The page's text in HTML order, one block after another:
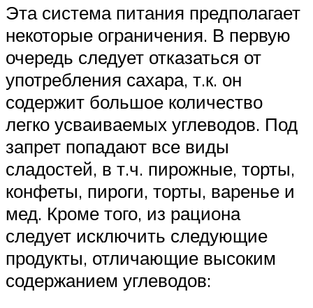
Эта система питания предполагает
некоторые ограничения. В первую
очередь следует отказаться от
употребления сахара, т.к. он
содержит большое количество
легко усваиваемых углеводов. Под
запрет попадают все виды
сладостей, в т.ч. пирожные, торты,
конфеты, пироги, торты, варенье и
мед. Кроме того, из рациона
следует исключить следующие
продукты, отличающие высоким
содержанием углеводов: